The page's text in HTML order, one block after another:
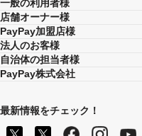
一般の利用者様
店舗オーナー様
PayPay加盟店様
法人のお客様
自治体の担当者様
PayPay株式会社
最新情報をチェック！